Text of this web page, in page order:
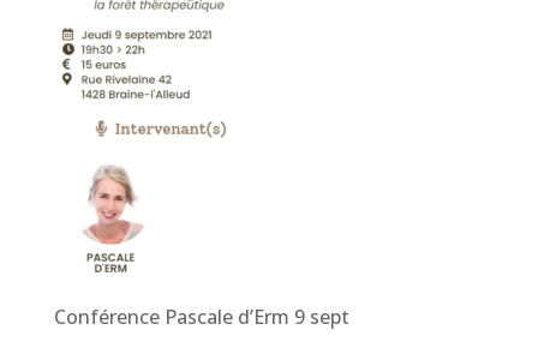
Conférence Pascale d’Erm 9 sept